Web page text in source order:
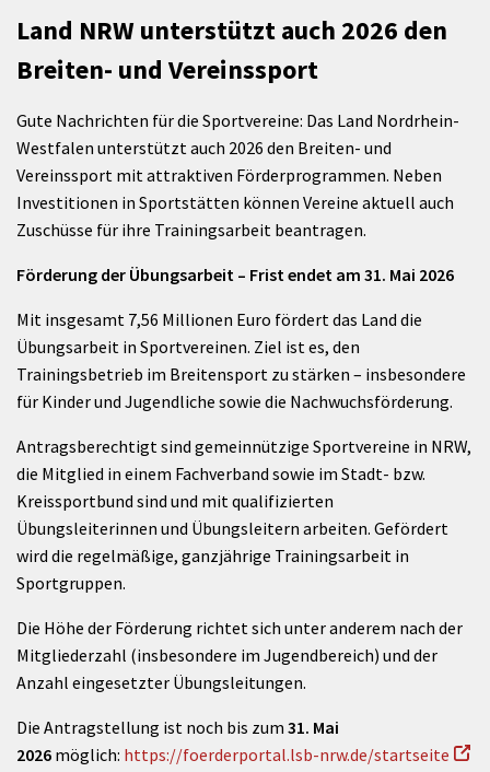
Land NRW unterstützt auch 2026 den
Breiten- und Vereinssport
Gute Nachrichten für die Sportvereine: Das Land Nordrhein-
Westfalen unterstützt auch 2026 den Breiten- und
Vereinssport mit attraktiven Förderprogrammen. Neben
Investitionen in Sportstätten können Vereine aktuell auch
Zuschüsse für ihre Trainingsarbeit beantragen.
Förderung der Übungsarbeit – Frist endet am 31. Mai 2026
Mit insgesamt 7,56 Millionen Euro fördert das Land die
Übungsarbeit in Sportvereinen. Ziel ist es, den
Trainingsbetrieb im Breitensport zu stärken – insbesondere
für Kinder und Jugendliche sowie die Nachwuchsförderung.
Antragsberechtigt sind gemeinnützige Sportvereine in NRW,
die Mitglied in einem Fachverband sowie im Stadt- bzw.
Kreissportbund sind und mit qualifizierten
Übungsleiterinnen und Übungsleitern arbeiten. Gefördert
wird die regelmäßige, ganzjährige Trainingsarbeit in
Sportgruppen.
Die Höhe der Förderung richtet sich unter anderem nach der
Mitgliederzahl (insbesondere im Jugendbereich) und der
Anzahl eingesetzter Übungsleitungen.
Die Antragstellung ist noch bis zum 31. Mai
2026 möglich: https://foerderportal.lsb-nrw.de/startseite